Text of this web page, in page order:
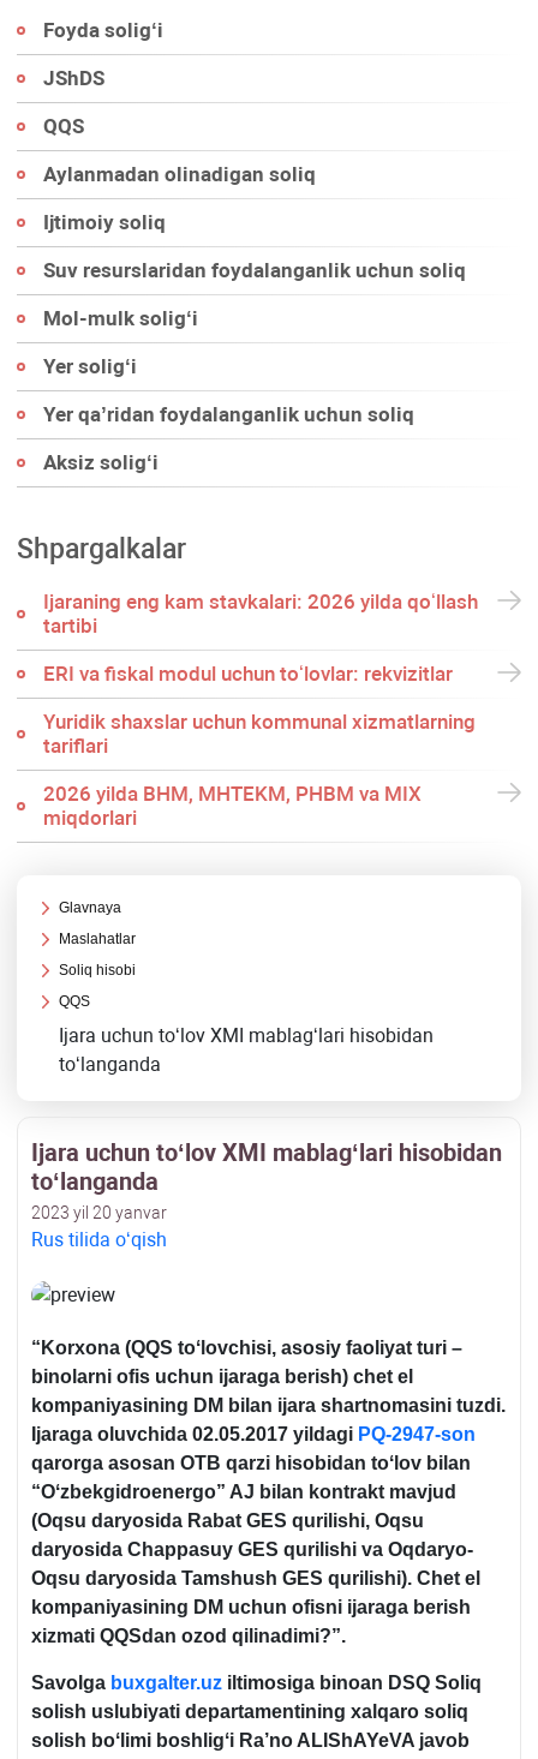
Foyda soligʻi
JShDS
QQS
Aylanmadan olinadigan soliq
Ijtimoiy soliq
Suv resurslaridan foydalanganlik uchun soliq
Mol-mulk soligʻi
Yer soligʻi
Yer qa’ridan foydalanganlik uchun soliq
Aksiz soligʻi
Shpargalkalar
Ijaraning eng kam stavkalari: 2026 yilda qoʻllash
tartibi
ERI va fiskal modul uchun toʻlovlar: rekvizitlar
Yuridik shaхslar uchun kommunal хizmatlarning
tariflari
2026 yilda BHM, MHTEKM, PHBM va MIX
miqdorlari
Glavnaya
Maslahatlar
Soliq hisobi
QQS
Ijara uchun toʻlov XMI mablagʻlari hisobidan
toʻlanganda
Ijara uchun toʻlov XMI mablagʻlari hisobidan
toʻlanganda
2023 yil 20 yanvar
Rus tilida oʻqish
“Korхona (QQS toʻlovchisi, asosiy faoliyat turi –
binolarni ofis uchun ijaraga berish) chet el
kompaniyasining DM bilan ijara shartnomasini tuzdi.
Ijaraga oluvchida 02.05.2017 yildagi PQ-2947-son
qarorga asosan OTB qarzi hisobidan toʻlov bilan
“Oʻzbekgidroenergo” AJ bilan kontrakt mavjud
(Oqsu daryosida Rabat GES qurilishi, Oqsu
daryosida Chappasuy GES qurilishi va Oqdaryo-
Oqsu daryosida Tamshush GES qurilishi). Chet el
kompaniyasining DM uchun ofisni ijaraga berish
хizmati QQSdan ozod qilinadimi?”.
Savolga buxgalter.uz iltimosiga binoan DSQ Soliq
solish uslubiyati departamentining хalqaro soliq
solish boʻlimi boshligʻi Ra’no ALIShAYeVA javob